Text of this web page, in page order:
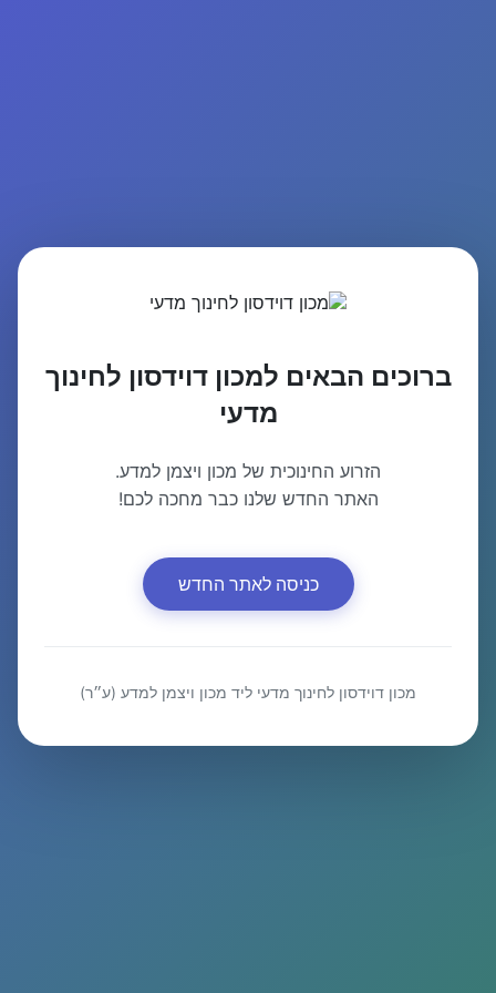
ברוכים הבאים למכון דוידסון לחינוך
מדעי
הזרוע החינוכית של מכון ויצמן למדע.
האתר החדש שלנו כבר מחכה לכם!
כניסה לאתר החדש
מכון דוידסון לחינוך מדעי ליד מכון ויצמן למדע (ע״ר)